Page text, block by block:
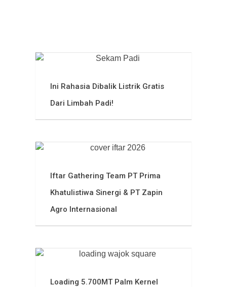
Ini Rahasia Dibalik Listrik Gratis
Dari Limbah Padi!
Iftar Gathering Team PT Prima
Khatulistiwa Sinergi & PT Zapin
Agro Internasional
Loading 5.700MT Palm Kernel